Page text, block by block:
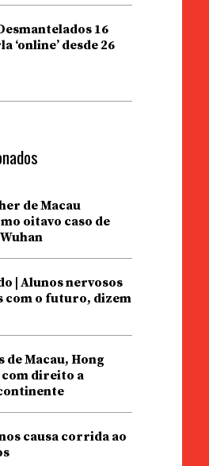
16
‘online’ desde 26
de Macau
oitavo caso de
| Alunos nervosos
com o futuro, dizem
de Macau, Hong
com direito a
causa corrida ao